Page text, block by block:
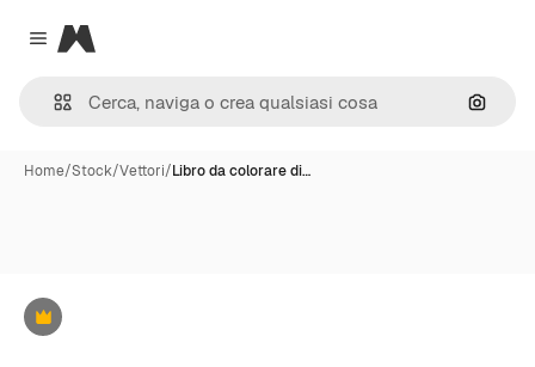
Close menu
Magnific
Cerca
Home/Stock/Vettori/Libro da colorare di…
Premium